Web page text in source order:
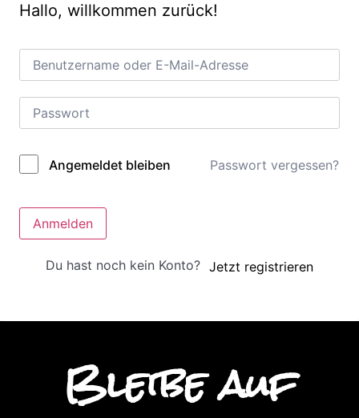
Hallo, willkommen zurück!
Alternative:
Angemeldet bleiben Passwort vergessen?
Anmelden
Du hast noch kein Konto? Jetzt registrieren
Bleibe auf